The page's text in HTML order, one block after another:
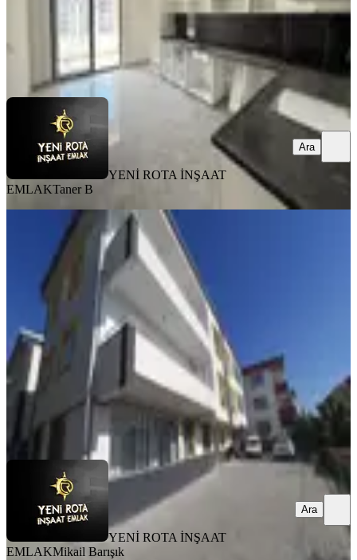
YENİ ROTA İNŞAAT EMLAKTaner B
YENİ ROTA İNŞAAT
EMLAKTaner B
Ara
Yeni Rota'dan Sıfır Yapı-yatay
Mimari-az Katlı-satılık 3+1 Daire
Onikişubat, Piri Reis Mahallesi
145 m² ·Düz Giriş (Zemin)
3.750.000 ₺
YENİ ROTA İNŞAAT EMLAKMikail Barışık
Ara
YENİ ROTA İNŞAAT
EMLAKMikail Barışık
Ara